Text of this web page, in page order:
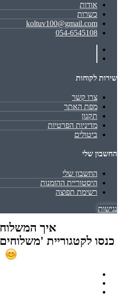
אודות
כשרות
koltuv100@gmail.com
054-6545108
שירות לקוחות
צרו קשר
מפת האתר
תקנון
מדיניות הפרטיות
ביטולים
החשבון שלי
החשבון שלי
היסטוריית ההזמנות
רשימת תפוצה
נגישות
איך
כנסו לקטגוריית